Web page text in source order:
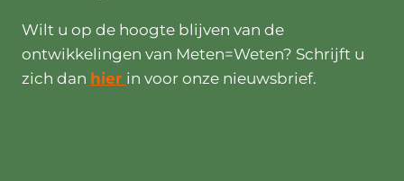
Wilt u op de hoogte blijven van de
ontwikkelingen van Meten=Weten? Schrijft u
zich dan hier in voor onze nieuwsbrief.